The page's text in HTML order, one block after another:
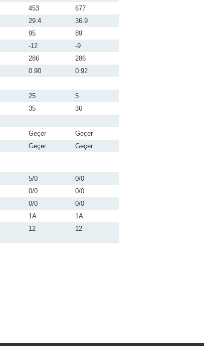
453
677
29.4
36.9
95
89
-12
-9
286
286
0.90
0.92
25
5
35
36
Geçer
Geçer
Geçer
Geçer
5/0
0/0
0/0
0/0
0/0
0/0
1A
1A
12 12